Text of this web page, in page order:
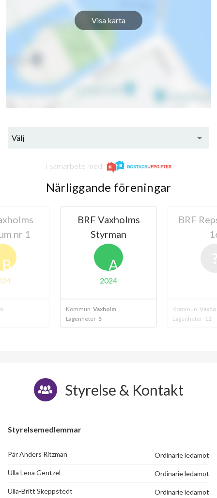
Visa karta
Välj
I samarbete med
Närliggande föreningar
nr 1
B
BRF Vaxholms
Styrman
A
2024
Kommun Vaxholm
Lägenheter 5
BRF
Kommun
Lägenheter 12
Styrelse & Kontakt
Styrelsemedlemmar
Pär Anders Ritzman Ordinarie ledamot
Ulla Lena Gentzel Ordinarie ledamot
Ulla-Britt Skeppstedt Ordinarie ledamot